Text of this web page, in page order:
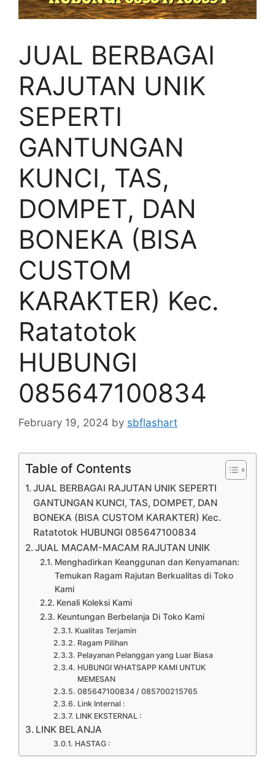
JUAL BERBAGAI
RAJUTAN UNIK
SEPERTI
GANTUNGAN
KUNCI, TAS,
DOMPET, DAN
BONEKA (BISA
CUSTOM
KARAKTER) Kec.
Ratatotok
HUBUNGI
085647100834
February 19, 2024 by sbflashart
Table of Contents
JUAL BERBAGAI RAJUTAN UNIK SEPERTI
GANTUNGAN KUNCI, TAS, DOMPET, DAN
BONEKA (BISA CUSTOM KARAKTER) Kec.
Ratatotok HUBUNGI 085647100834
JUAL MACAM-MACAM RAJUTAN UNIK
Menghadirkan Keanggunan dan Kenyamanan:
Temukan Ragam Rajutan Berkualitas di Toko
Kami
Kenali Koleksi Kami
Keuntungan Berbelanja Di Toko Kami
Kualitas Terjamin
Ragam Pilihan
Pelayanan Pelanggan yang Luar Biasa
HUBUNGI WHATSAPP KAMI UNTUK
MEMESAN
085647100834 / 085700215765
Link Internal :
LINK EKSTERNAL :
LINK BELANJA
HASTAG :